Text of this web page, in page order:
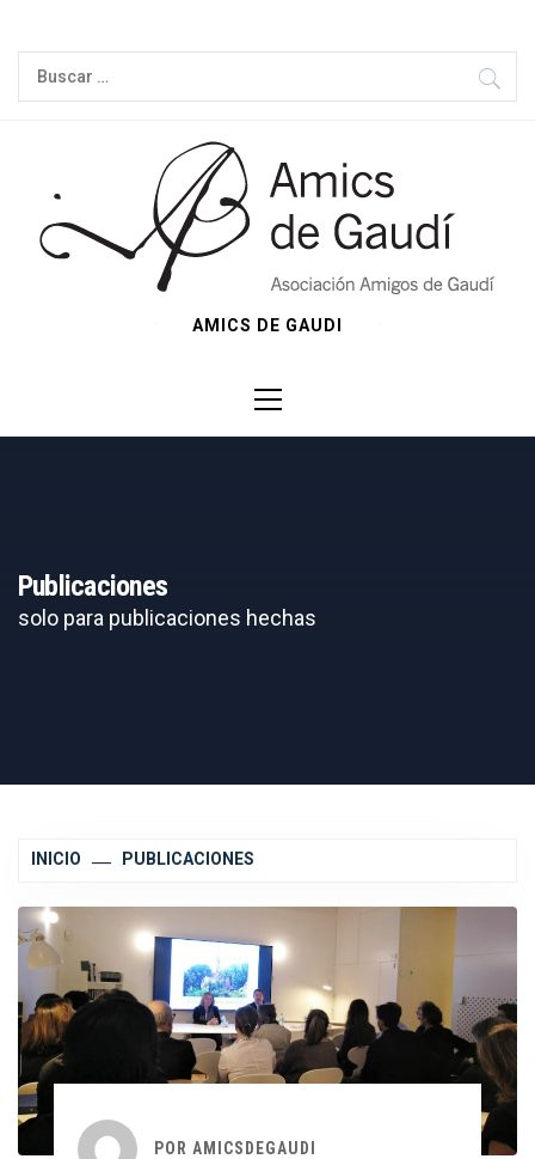
contenido
Buscar:
AMICS DE GAUDI
principal
Publicaciones
solo para publicaciones hechas
INICIO PUBLICACIONES
POR AMICSDEGAUDI